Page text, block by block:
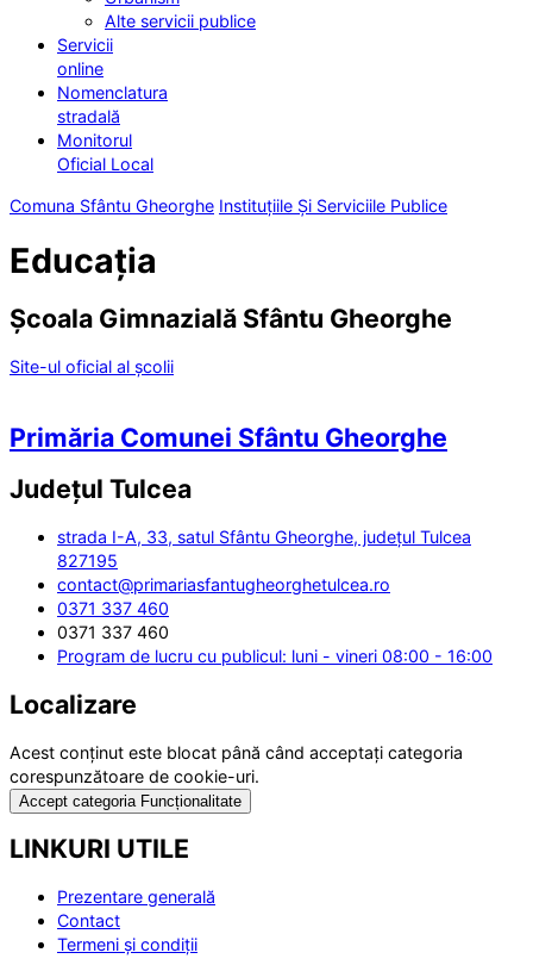
Alte servicii publice
Servicii
online
Nomenclatura
stradală
Monitorul
Oficial Local
Comuna Sfântu Gheorghe Instituțiile Și Serviciile Publice
Educația
Școala Gimnazială Sfântu Gheorghe
Site-ul oficial al școlii
Primăria Comunei Sfântu Gheorghe
Județul Tulcea
strada I-A, 33, satul Sfântu Gheorghe, județul Tulcea
827195
contact@primariasfantugheorghetulcea.ro
0371 337 460
0371 337 460
Program de lucru cu publicul: luni - vineri 08:00 - 16:00
Localizare
Acest conținut este blocat până când acceptați categoria
corespunzătoare de cookie-uri.
Accept categoria Funcționalitate
LINKURI UTILE
Prezentare generală
Contact
Termeni și condiții